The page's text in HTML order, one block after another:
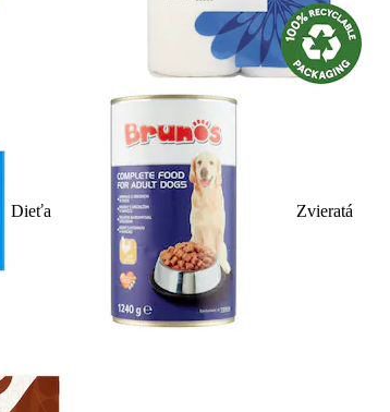
Dieťa Zvieratá